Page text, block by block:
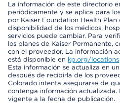
La información de este directorio
periódicamente y se aplica para
por Kaiser Foundation Health Plan
disponibilidad de los médicos,
servicios puede cambiar. Para
los planes de Kaiser Permanente,
con el proveedor. La información
está disponible en kp.org/locations
Esta información se actualiza en
después de recibirla de los
Colorado intenta asegurarse de
contenga información actualizada.
vigente a la fecha de publicación.